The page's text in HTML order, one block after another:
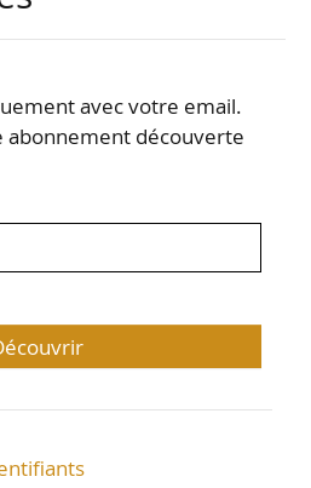
avec votre email.
découverte